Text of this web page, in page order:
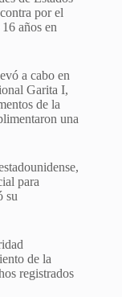
por el
años en
a cabo en
Garita I,
de la
una
para
su
de la
registrados